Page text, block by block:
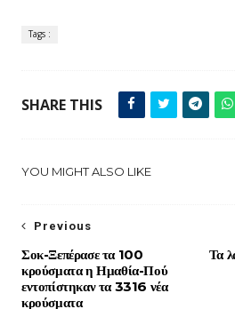
Tags :
SHARE THIS
YOU MIGHT ALSO LIKE
Τα
Previous
Σοκ-Ξεπέρασε τα 100
κρούσματα η Ημαθία-Πού
εντοπίστηκαν τα 3316 νέα
κρούσματα